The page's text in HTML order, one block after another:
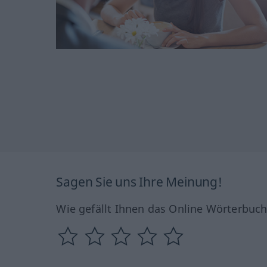
Sagen Sie uns Ihre Meinung!
Wie gefällt Ihnen das Online